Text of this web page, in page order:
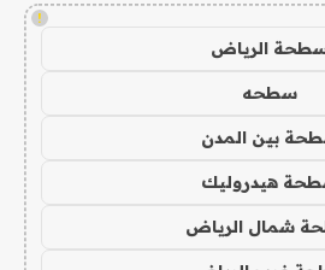
!
الرياض
سطحه
بين المدن
هيدروليك
شمال الرياض